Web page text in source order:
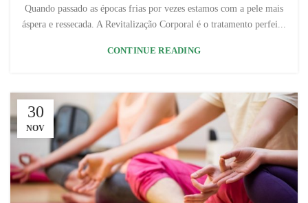
Quando passado as épocas frias por vezes estamos com a pele mais
áspera e ressecada. A Revitalização Corporal é o tratamento perfei...
CONTINUE READING
30
NOV